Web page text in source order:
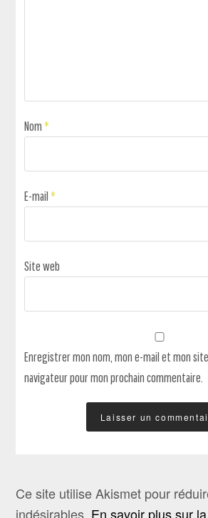
Nom*
E-mail*
Site web
Enregistrer mon nom, mon e-mail et mon
navigateur pour mon prochain commentaire.
Ce site utilise Akismet pour
indésirables. En savoir plus sur